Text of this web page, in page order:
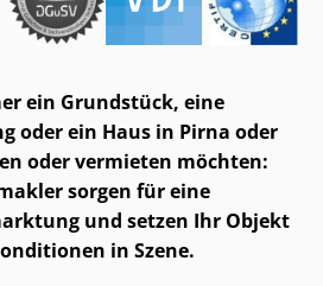
ein Grundstück, eine
oder ein Haus in Pirna oder
oder vermieten möchten:
sorgen für eine
und setzen Ihr Objekt
in Szene.